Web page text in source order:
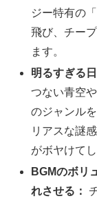
ジー特有の
飛び、チー
ます。
明るすぎる
つない青空
のジャンル
リアスな謎
がボヤけて
BGMのボリ
れさせる：